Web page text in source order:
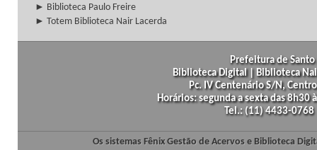
► Biblioteca Paulo Freire
► Totem Biblioteca Nair Lacerda
Prefeitura de
Biblioteca Digital | Biblioteca
Pc. IV Centenário S/N,
Horários: segunda a sexta das
Tel.: (11) 4433-
Os sistemas Fênix Gestão de Acervos e Biblioteca